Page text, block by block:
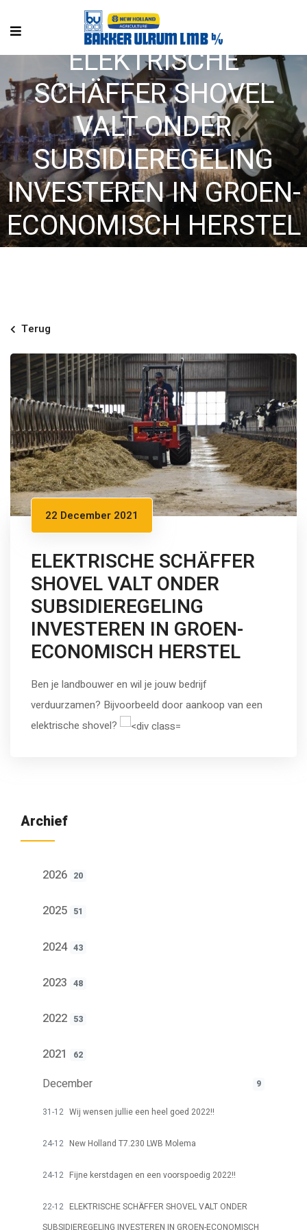
ELEKTRISCHE
SCHÄFFER SHOVEL
VALT ONDER
SUBSIDIEREGELING
INVESTEREN IN GROEN-
ECONOMISCH HERSTEL
Terug
22 December 2021
ELEKTRISCHE SCHÄFFER
SHOVEL VALT ONDER
SUBSIDIEREGELING
INVESTEREN IN GROEN-
ECONOMISCH HERSTEL
Ben je landbouwer en wil je jouw bedrijf
verduurzamen? Bijvoorbeeld door aankoop van een
elektrische shovel?
Archief
2026 20
2025 51
2024 43
2023 48
2022 53
2021 62
December 9
31-12 Wij wensen jullie een heel goed 2022!!
24-12 New Holland T7.230 LWB Molema
24-12 Fijne kerstdagen en een voorspoedig 2022!!
22-12 ELEKTRISCHE SCHÄFFER SHOVEL VALT ONDER
SUBSIDIEREGELING INVESTEREN IN GROEN-ECONOMISCH